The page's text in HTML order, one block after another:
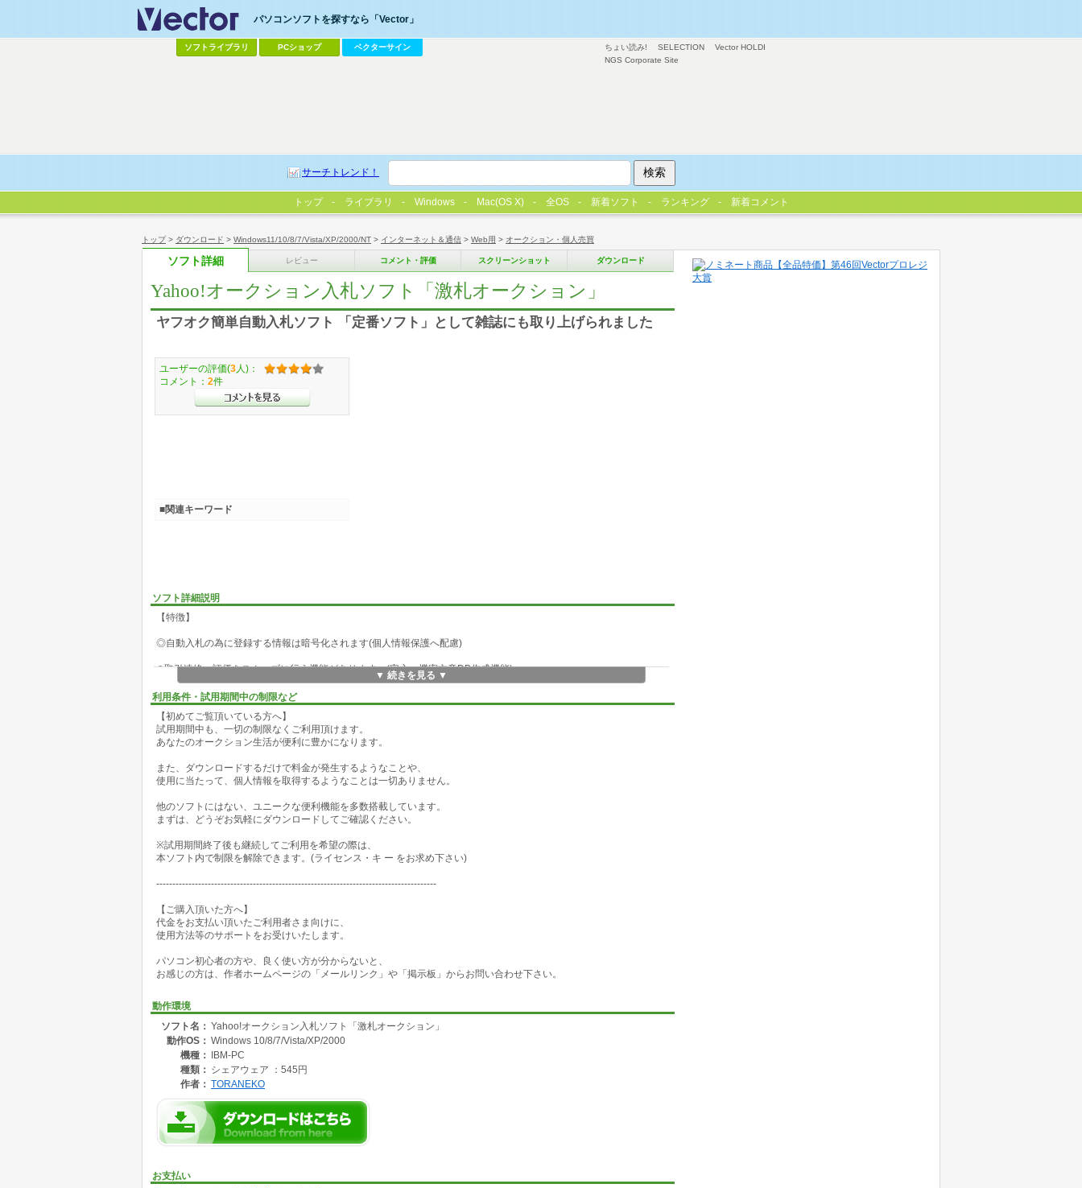
トップ> ダウンロード > Windows11/10/8/7/Vista/XP/2000/NT > インターネット＆通信 > Web用 > オークション・個人売買
ソフト詳細 レビュー コメント・評価 スクリーンショット ダウンロード
Yahoo!オークション入札ソフト「激札オークション」
ヤフオク簡単自動入札ソフト 「定番ソフト」として雑誌にも取り上げられました
ソフト詳細説明
【特徴】
◎自動入札の為に登録する情報は暗号化されます(個人情報保護へ配慮)
◎取引連絡、評価をスムーズに行う機能があります。(安心、機密文章DB作成機能)
◎人知れず自動入札を行うことが出来ます。(バックグラウンドで実行)
※ソフトが起動していることを自分以外、分からなく出来ます。
◎「自動延長」に対応しており、入札は設定された金額に達するまで繰り返します
(いきなり設定した上限金額で入札しませんじわじわ攻めます)
◎オークション終了後入札結果を携帯へ送信できます(au、SoftBank確認済み)
◆オークション終了後パソコン電源OFF(携帯へメール後OFFも可能です)
---------------------------------------------------------------------------------------
◆他の最高入札者の金額を若干越える金額で入札を繰り返すことにより、終了時刻を繰り返し延長し、
他のライバルのヤル気を無くすことが出来ます。(時間延長入札)
◎携帯から入札金額を変更できます(外出先から激札オークションを遠隔操作出来ます)
「違反報告件数」「終了日時」等をこれを一画面で効率的に閲覧出来ます。(出品閲覧補助機能)
---------------------------------------------------------------------------------------
【既にご愛用頂いてる方へ】
◆利用者のコメントで、入札失敗を報告されていますが、
これにより、万一メインの機能で入札に失敗しても、
サブの保険機能により、しっかりと入札します。
大画面表示や、入札予約価格の初期入力値予測セット等、便利機能の追加等も多数行っています。
▼ 続きを見る ▼
利用条件・試用期間中の制限など
【初めてご覧頂いている方へ】
試用期間中も、一切の制限なくご利用頂けます。
あなたのオークション生活が便利に豊かになります。
また、ダウンロードするだけで料金が発生するようなことや、
使用に当たって、個人情報を取得するようなことは一切ありません。
他のソフトにはない、ユニークな便利機能を多数搭載しています。
まずは、どうぞお気軽にダウンロードしてご確認ください。
※試用期間終了後も継続してご利用を希望の際は、
本ソフト内で制限を解除できます。(ライセンス・キ ー をお求め下さい)
---------------------------------------------------------------------------------------
【ご購入頂いた方へ】
代金をお支払い頂いたご利用者さま向けに、
使用方法等のサポートをお受けいたします。
パソコン初心者の方や、良く使い方が分からないと、
お感じの方は、作者ホームページの「メールリンク」や「掲示板」からお問い合わせ下さい。
動作環境
ソフト名： Yahoo!オークション入札ソフト「激札オークション」
動作OS： Windows 10/8/7/Vista/XP/2000
機種：
IBM-PC
種類： シェアウェア ：545円
作者： TORANEKO
お支払い
ユーザーの評価(3 人)：
コメント： 2件
■関連キーワード
ちょい読み! SELECTION
Vector HOLDI
NGS Corporate Site
パソコンソフトを探すなら「Vector」
ソフトライブラリ PCショップ ベクターサイン
サーチトレンド！
トップ ライブラリ Windows Mac(OS X) 全OS 新着ソフト ランキング 新着コメント